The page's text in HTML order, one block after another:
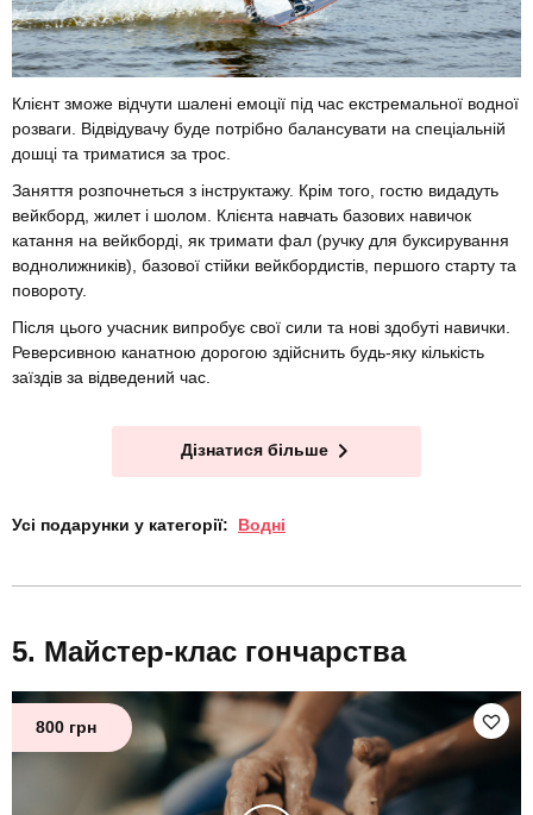
Клієнт зможе відчути шалені емоції під час екстремальної водної
розваги. Відвідувачу буде потрібно балансувати на спеціальній
дошці та триматися за трос.
Заняття розпочнеться з інструктажу. Крім того, гостю видадуть
вейкборд, жилет і шолом. Клієнта навчать базових навичок
катання на вейкборді, як тримати фал (ручку для буксирування
воднолижників), базової стійки вейкбордистів, першого старту та
повороту.
Після цього учасник випробує свої сили та нові здобуті навички.
Реверсивною канатною дорогою здійснить будь-яку кількість
заїздів за відведений час.
Дізнатися більше
Усі подарунки у категорії: Водні
Майстер-клас гончарства
800 грн